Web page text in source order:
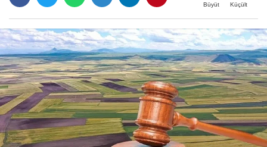
Büyüt Küçült